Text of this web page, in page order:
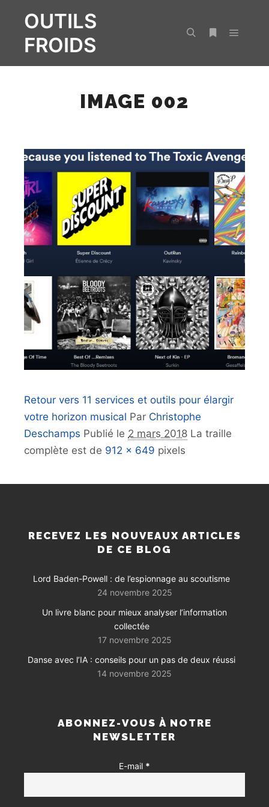
OUTILS
FROIDS
IMAGE 002
Retour vers 11 services et outils pour élargir
votre horizon musical Par Christophe
Deschamps Publié le 2 mars 2018 La traille
complète est de 912 × 649 pixels
RECEVEZ LES NOUVEAUX ARTICLES
DE CE BLOG
Lord Baden-Powell : de l’espionnage au scoutisme
24 novembre 2025
Un livre blanc pour mieux analyser l’information
collectée
17 novembre 2025
Danse avec l’IA : conseils pour un pas de deux réussi
14 novembre 2025
ABONNEZ-VOUS À NOTRE
NEWSLETTER
E-mail *